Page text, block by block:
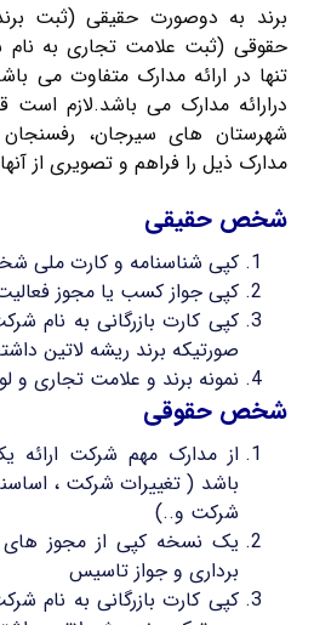
برند به دوصورت حقیقی (ثبت
حقوقی (ثبت علامت تجاری به
تنها در ارائه مدارک متفاوت می
درارائه مدارک می باشد.لازم
شهرستان های سیرجان،
مدارک ذیل را فراهم و تصویری از
شخص حقیقی
کپی شناسنامه و کارت ملی
کپی جواز کسب یا مجوز
کپی کارت بازرگانی به نام
صورتیکه برند ریشه لاتین
نمونه برند و علامت تجاری و لوگو
شخص حقوقی
از مدارک مهم شرکت
باشد ( تغییرات شرکت ،
شرکت و..)
یک نسخه کپی از مجوز های
برداری و جواز تاسیس
کپی کارت بازرگانی به نام